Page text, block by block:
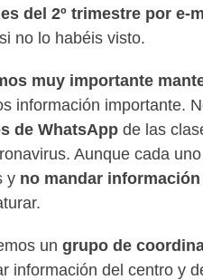
del 2º trimestre por e-
no lo habéis visto.
muy importante
información importante.
de WhatsApp de las
Aunque cada
y no mandar
un grupo de
información del centro y